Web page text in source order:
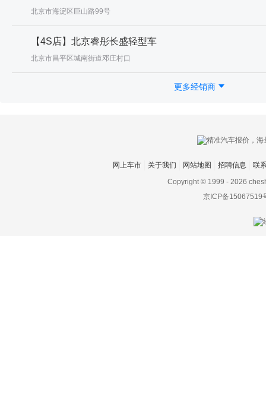
北京市海淀区巨山路99号
【4S店】北京睿彤长盛轻型车
北京市昌平区城南街道邓庄村口
更多经销商
网上车市 关于我们 网站地图 招聘信息
联
Copyright © 1999 - 2026
京ICP备15067519